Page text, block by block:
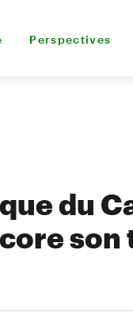
Perspectives
du
son